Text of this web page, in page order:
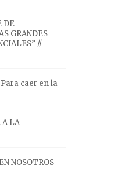
DE
GRANDES
//
caer en la
A LA
NOSOTROS